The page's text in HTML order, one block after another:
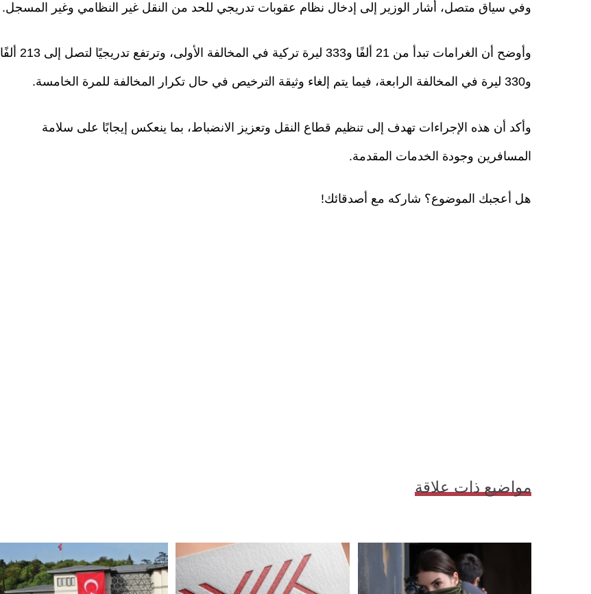
وفي سياق متصل، أشار الوزير إلى إدخال نظام عقوبات تدريجي للحد من النقل غير النظامي وغير المسجل.
وأوضح أن الغرامات تبدأ من 21 ألفًا و333 ليرة تركية في المخالفة الأولى، وترتفع تدريجيًا لتصل إلى 213 ألفًا
و330 ليرة في المخالفة الرابعة، فيما يتم إلغاء وثيقة الترخيص في حال تكرار المخالفة للمرة الخامسة.
وأكد أن هذه الإجراءات تهدف إلى تنظيم قطاع النقل وتعزيز الانضباط، بما ينعكس إيجابًا على سلامة
المسافرين وجودة الخدمات المقدمة.
هل أعجبك الموضوع؟ شاركه مع أصدقائك!
مواضيع ذات علاقة